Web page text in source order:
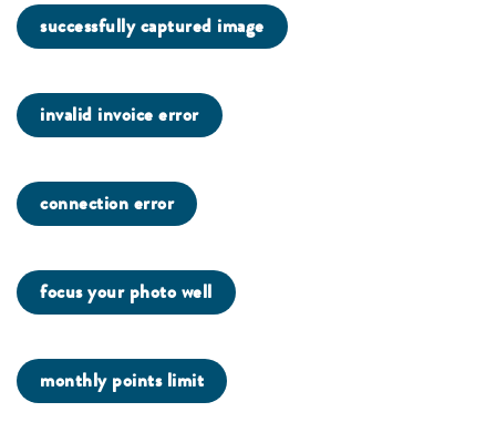
successfully captured image
invalid invoice error
connection error
focus your photo well
monthly points limit